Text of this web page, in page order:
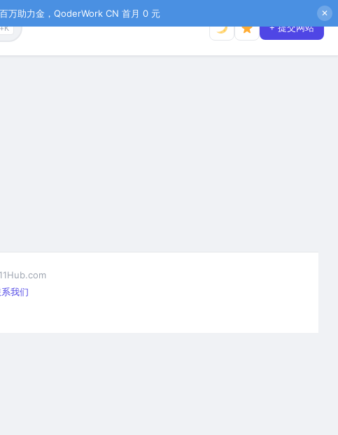
万助力金，QoderWork CN 首月 0 元 ✕
+ 提交网站
我们